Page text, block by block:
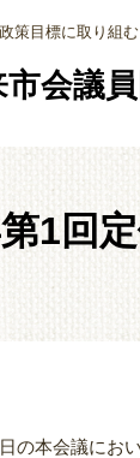
策目標に取り組
会議員
1回
の本会議にお